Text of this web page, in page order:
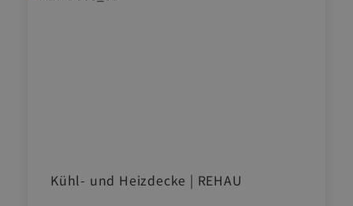
Kühl- und Heizdecke | REHAU